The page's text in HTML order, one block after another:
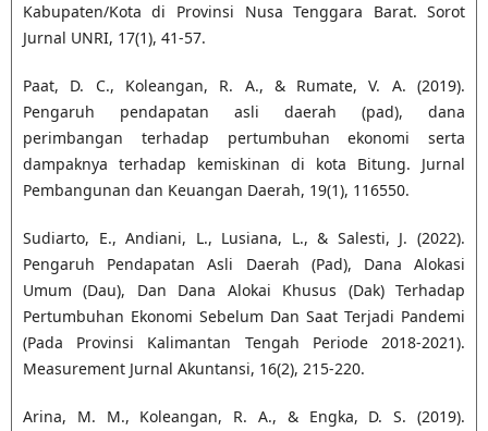
Kabupaten/Kota di Provinsi Nusa Tenggara Barat. Sorot
Jurnal UNRI, 17(1), 41-57.
Paat, D. C., Koleangan, R. A., & Rumate, V. A. (2019).
Pengaruh pendapatan asli daerah (pad), dana
perimbangan terhadap pertumbuhan ekonomi serta
dampaknya terhadap kemiskinan di kota Bitung. Jurnal
Pembangunan dan Keuangan Daerah, 19(1), 116550.
Sudiarto, E., Andiani, L., Lusiana, L., & Salesti, J. (2022).
Pengaruh Pendapatan Asli Daerah (Pad), Dana Alokasi
Umum (Dau), Dan Dana Alokai Khusus (Dak) Terhadap
Pertumbuhan Ekonomi Sebelum Dan Saat Terjadi Pandemi
(Pada Provinsi Kalimantan Tengah Periode 2018-2021).
Measurement Jurnal Akuntansi, 16(2), 215-220.
Arina, M. M., Koleangan, R. A., & Engka, D. S. (2019).